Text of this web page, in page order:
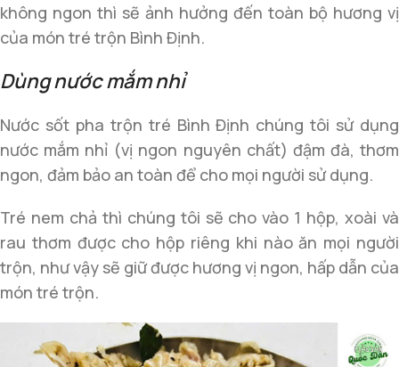
không ngon thì sẽ ảnh hưởng đến toàn bộ hương vị
của món tré trộn Bình Định.
Dùng nước mắm nhỉ
Nước sốt pha trộn tré Bình Định chúng tôi sử dụng
nước mắm nhỉ (vị ngon nguyên chất) đậm đà, thơm
ngon, đảm bảo an toàn để cho mọi người sử dụng.
Tré nem chả thì chúng tôi sẽ cho vào 1 hộp, xoài và
rau thơm được cho hộp riêng khi nào ăn mọi người
trộn, như vậy sẽ giữ được hương vị ngon, hấp dẫn của
món tré trộn.